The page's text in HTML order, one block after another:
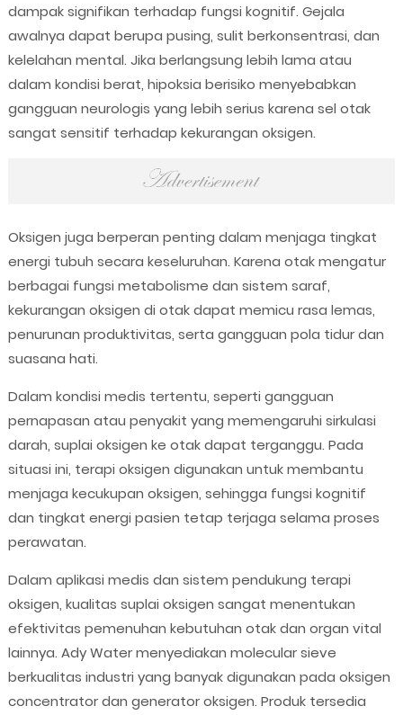
dampak signifikan terhadap fungsi kognitif. Gejala
awalnya dapat berupa pusing, sulit berkonsentrasi, dan
kelelahan mental. Jika berlangsung lebih lama atau
dalam kondisi berat, hipoksia berisiko menyebabkan
gangguan neurologis yang lebih serius karena sel otak
sangat sensitif terhadap kekurangan oksigen.
Oksigen juga berperan penting dalam menjaga tingkat
energi tubuh secara keseluruhan. Karena otak mengatur
berbagai fungsi metabolisme dan sistem saraf,
kekurangan oksigen di otak dapat memicu rasa lemas,
penurunan produktivitas, serta gangguan pola tidur dan
suasana hati.
Dalam kondisi medis tertentu, seperti gangguan
pernapasan atau penyakit yang memengaruhi sirkulasi
darah, suplai oksigen ke otak dapat terganggu. Pada
situasi ini, terapi oksigen digunakan untuk membantu
menjaga kecukupan oksigen, sehingga fungsi kognitif
dan tingkat energi pasien tetap terjaga selama proses
perawatan.
Dalam aplikasi medis dan sistem pendukung terapi
oksigen, kualitas suplai oksigen sangat menentukan
efektivitas pemenuhan kebutuhan otak dan organ vital
lainnya. Ady Water menyediakan molecular sieve
berkualitas industri yang banyak digunakan pada oksigen
concentrator dan generator oksigen. Produk tersedia